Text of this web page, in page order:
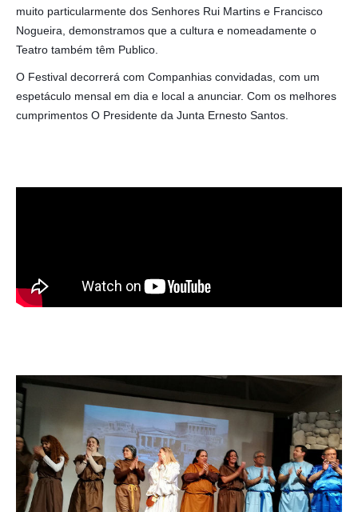
ATAS E DOCUMENTOS DA ASSEMBLEIA
EDITAIS
GERAIS
CEMITÉRIO
RECENSEAMENTO ELEITORAL
VENDA AMBULANTE
EMPREGO (GIP)
muito particularmente dos Senhores Rui Martins e Francisco
Nogueira, demonstramos que a cultura e nomeadamente o
Teatro também têm Publico.
O Festival decorrerá com Companhias convidadas, com um
espetáculo mensal em dia e local a anunciar. Com os melhores
cumprimentos O Presidente da Junta Ernesto Santos.